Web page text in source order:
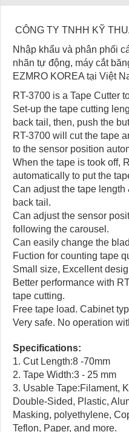
CÔNG TY TNHH KỸ
Nhập khẩu và phân phối
nhãn tự động, máy cắt
EZMRO KOREA tại Việt
RT-3700 is a Tape Cutter
Set-up the tape cutting
back tail, then, push the
RT-3700 will cut the tape
to the sensor position
When the tape is took off,
automatically to put the
Can adjust the tape
back tail.
Can adjust the sensor
following the carousel.
Can easily change the
Fuction for counting tape
Small size, Excellent
Better performance with
tape cutting.
Free tape load. Cabinet
Very safe. No operation
Specifications:
1. Cut Length:8 -70mm
2. Tape Width:3 - 25 mm
3. Usable Tape:Filament,
Double-Sided, Plastic,
Masking, polyethylene,
Teflon, Paper, and more.